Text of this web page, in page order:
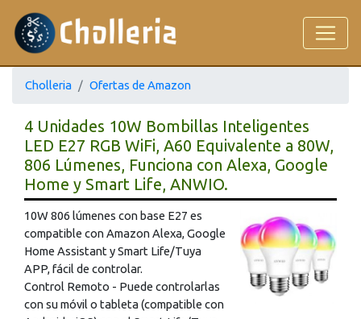
Cholleria Ofertas de Amazon
4 Unidades 10W Bombillas Inteligentes
LED E27 RGB WiFi, A60 Equivalente a 80W,
806 Lúmenes, Funciona con Alexa, Google
Home y Smart Life, ANWIO.
10W 806 lúmenes con base E27 es
compatible con Amazon Alexa, Google
Home Assistant y Smart Life/Tuya
APP, fácil de controlar.
Control Remoto - Puede controlarlas
con su móvil o tableta (compatible con